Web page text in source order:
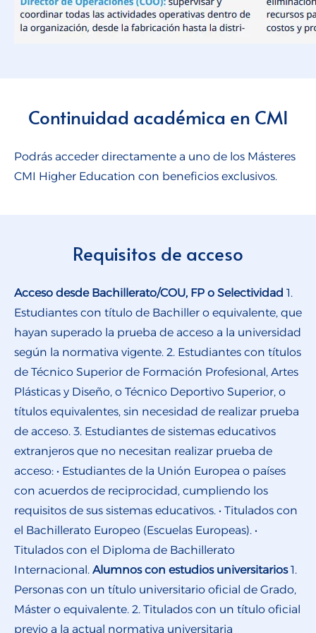
Continuidad académica en CMI
Podrás acceder directamente a uno de los Másteres
CMI Higher Education con beneficios exclusivos.
Requisitos de acceso
Acceso desde Bachillerato/COU, FP o Selectividad 1.
Estudiantes con título de Bachiller o equivalente, que
hayan superado la prueba de acceso a la universidad
según la normativa vigente. 2. Estudiantes con títulos
de Técnico Superior de Formación Profesional, Artes
Plásticas y Diseño, o Técnico Deportivo Superior, o
títulos equivalentes, sin necesidad de realizar prueba
de acceso. 3. Estudiantes de sistemas educativos
extranjeros que no necesitan realizar prueba de
acceso: • Estudiantes de la Unión Europea o países
con acuerdos de reciprocidad, cumpliendo los
requisitos de sus sistemas educativos. • Titulados con
el Bachillerato Europeo (Escuelas Europeas). •
Titulados con el Diploma de Bachillerato
Internacional. Alumnos con estudios universitarios1.
Personas con un título universitario oficial de Grado,
Máster o equivalente. 2. Titulados con un título oficial
previo a la actual normativa universitaria